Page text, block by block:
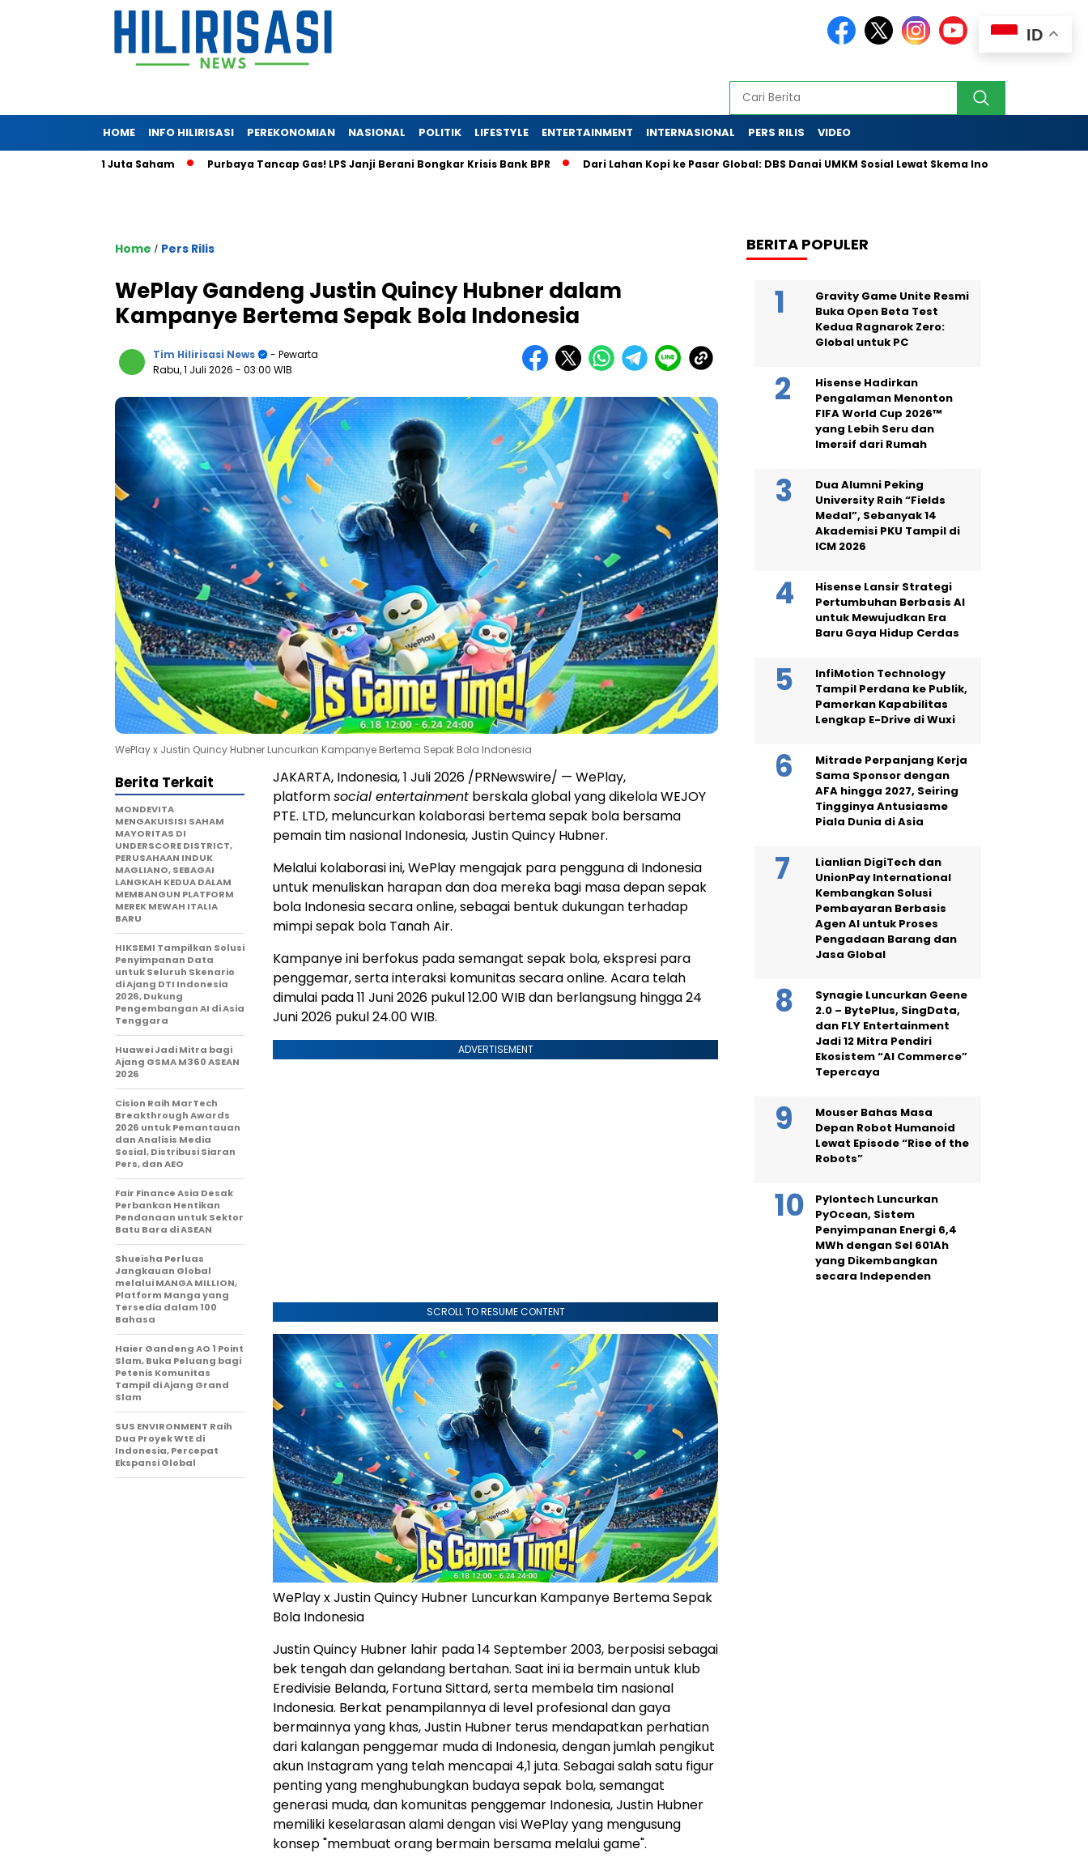
HOME INFO HILIRISASI PEREKONOMIAN NASIONAL POLITIK LIFESTYLE ENTERTAINMENT INTERNASIONAL PERS RILIS VIDEO
5,41 Juta Saham Purbaya Tancap Gas! LPS Janji Berani Bongkar Krisis Bank BPR Dari Lahan Kopi ke Pasar Global: DBS Danai UMKM Sosial Lewat Skema Inovatif
Home / Pers Rilis
WePlay Gandeng Justin Quincy Hubner dalam
Kampanye Bertema Sepak Bola Indonesia
Tim Hilirisasi News
- Pewarta
Rabu, 1 Juli 2026 - 03:00 WIB
WePlay x Justin Quincy Hubner Luncurkan Kampanye Bertema Sepak Bola Indonesia
JAKARTA, Indonesia,1 Juli 2026 /PRNewswire/ — WePlay,
platformsocial entertainment berskala global yang dikelola WEJOY
PTE. LTD, meluncurkan kolaborasi bertema sepak bola bersama
pemain tim nasional Indonesia, Justin Quincy Hubner.
Melalui kolaborasi ini, WePlay mengajak para pengguna di Indonesia
untuk menuliskan harapan dan doa mereka bagi masa depan sepak
bola Indonesia secara online, sebagai bentuk dukungan terhadap
mimpi sepak bola Tanah Air.
Kampanye ini berfokus pada semangat sepak bola, ekspresi para
penggemar, serta interaksi komunitas secara online. Acara telah
dimulai pada 11 Juni 2026 pukul 12.00 WIB dan berlangsung hingga 24
Juni 2026 pukul 24.00 WIB.
ADVERTISEMENT
SCROLL TO RESUME CONTENT
WePlay x Justin Quincy Hubner Luncurkan Kampanye Bertema Sepak
Bola Indonesia
Justin Quincy Hubner lahir pada 14 September 2003, berposisi sebagai
bek tengah dan gelandang bertahan. Saat ini ia bermain untuk klub
Eredivisie Belanda, Fortuna Sittard, serta membela tim nasional
Indonesia. Berkat penampilannya di level profesional dan gaya
bermainnya yang khas, Justin Hubner terus mendapatkan perhatian
dari kalangan penggemar muda di Indonesia, dengan jumlah pengikut
akun Instagram yang telah mencapai 4,1 juta. Sebagai salah satu figur
penting yang menghubungkan budaya sepak bola, semangat
generasi muda, dan komunitas penggemar Indonesia, Justin Hubner
memiliki keselarasan alami dengan visi WePlay yang mengusung
konsep "membuat orang bermain bersama melalui game".
Berita Terkait
MONDEVITA
MENGAKUISISI SAHAM
MAYORITAS DI
UNDERSCORE DISTRICT,
PERUSAHAAN INDUK
MAGLIANO, SEBAGAI
LANGKAH KEDUA DALAM
MEMBANGUN PLATFORM
MEREK MEWAH ITALIA
BARU
HIKSEMI Tampilkan Solusi
Penyimpanan Data
untuk Seluruh Skenario
di Ajang DTI Indonesia
2026, Dukung
Pengembangan AI di Asia
Tenggara
Huawei Jadi Mitra bagi
Ajang GSMA M360 ASEAN
2026
Cision Raih MarTech
Breakthrough Awards
2026 untuk Pemantauan
dan Analisis Media
Sosial, Distribusi Siaran
Pers, dan AEO
Fair Finance Asia Desak
Perbankan Hentikan
Pendanaan untuk Sektor
Batu Bara di ASEAN
Shueisha Perluas
Jangkauan Global
melalui MANGA MILLION,
Platform Manga yang
Tersedia dalam 100
Bahasa
Haier Gandeng AO 1 Point
Slam, Buka Peluang bagi
Petenis Komunitas
Tampil di Ajang Grand
Slam
SUS ENVIRONMENT Raih
Dua Proyek WtE di
Indonesia, Percepat
Ekspansi Global
BERITA POPULER
Gravity Game Unite Resmi
Buka Open Beta Test
Kedua Ragnarok Zero:
Global untuk PC
Hisense Hadirkan
Pengalaman Menonton
FIFA World Cup 2026™
yang Lebih Seru dan
Imersif dari Rumah
Dua Alumni Peking
University Raih “Fields
Medal”, Sebanyak 14
Akademisi PKU Tampil di
ICM 2026
Hisense Lansir Strategi
Pertumbuhan Berbasis AI
untuk Mewujudkan Era
Baru Gaya Hidup Cerdas
InfiMotion Technology
Tampil Perdana ke Publik,
Pamerkan Kapabilitas
Lengkap E-Drive di Wuxi
Mitrade Perpanjang Kerja
Sama Sponsor dengan
AFA hingga 2027, Seiring
Tingginya Antusiasme
Piala Dunia di Asia
Lianlian DigiTech dan
UnionPay International
Kembangkan Solusi
Pembayaran Berbasis
Agen AI untuk Proses
Pengadaan Barang dan
Jasa Global
Synagie Luncurkan Geene
2.0 – BytePlus, SingData,
dan FLY Entertainment
Jadi 12 Mitra Pendiri
Ekosistem “AI Commerce”
Tepercaya
Mouser Bahas Masa
Depan Robot Humanoid
Lewat Episode “Rise of the
Robots”
Pylontech Luncurkan
PyOcean, Sistem
Penyimpanan Energi 6,4
MWh dengan Sel 601Ah
yang Dikembangkan
secara Independen
ID